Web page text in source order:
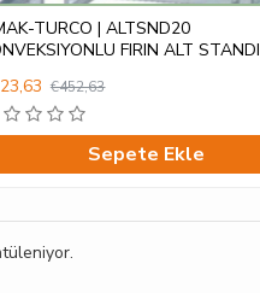
TURCO | ALTSND20
FIRIN ALT STANDI
€452,63
Sepete Ekle